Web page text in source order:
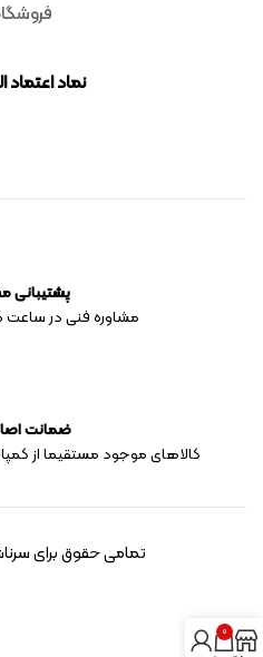
نماد اعتماد
پشتیبانی
مشاوره فنی در ساعت
ضمانت
کالاهای موجود مستقیما از
تمامی حقوق برای
0